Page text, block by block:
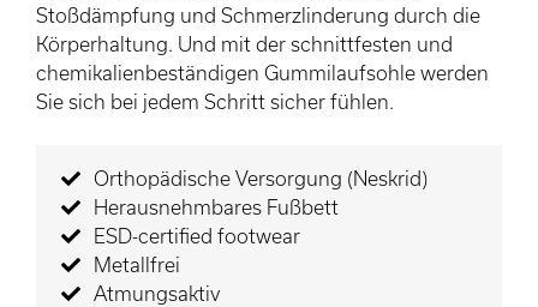
Stoßdämpfung und Schmerzlinderung durch die
Körperhaltung. Und mit der schnittfesten und
chemikalienbeständigen Gummilaufsohle werden
Sie sich bei jedem Schritt sicher fühlen.
Orthopädische Versorgung (Neskrid)
Herausnehmbares Fußbett
ESD-certified footwear
Metallfrei
Atmungsaktiv